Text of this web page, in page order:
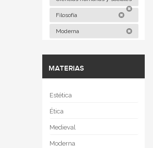
Filosofía
Moderna
MATERIAS
Estética
Ética
Medieval
Moderna